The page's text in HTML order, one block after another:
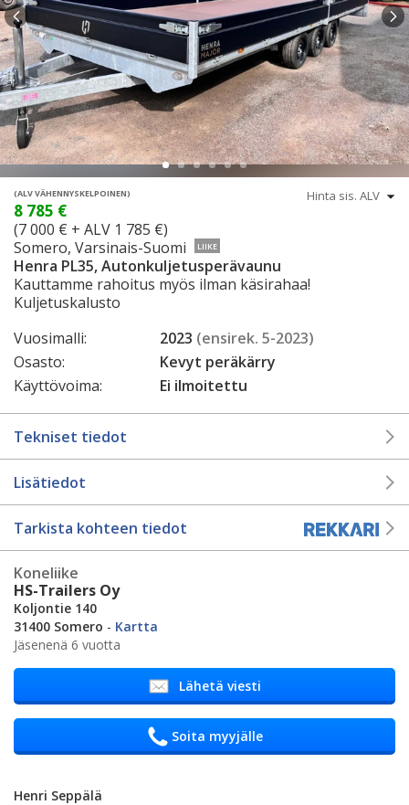
(ALV VÄHENNYSKELPOINEN)
8 785 €
(7 000 € + ALV 1 785 €)
Somero, Varsinais-Suomi
LIIKE
Henra PL35, Autonkuljetusperävaunu
Kauttamme rahoitus myös ilman käsirahaa!
Kuljetuskalusto
Vuosimalli:
2023 (ensirek. 5-2023)
Osasto:
Kevyt peräkärry
Käyttövoima:
Ei ilmoitettu
Tekniset tiedot
Lisätiedot
Tarkista kohteen tiedot
Koneliike
HS-Trailers Oy
Koljontie 140
31400 Somero - Kartta
Jäsenenä 6 vuotta
Lähetä viesti
Soita myyjälle
Henri Seppälä